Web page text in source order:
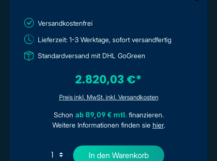
Versandkostenfrei
Lieferzeit: 1-3 Werktage, sofort versandfertig
Standardversand mit DHL GoGreen
2.820,03 €*
Preis inkl. MwSt. inkl. Versandkosten
Schon ab 89,09 € mtl. finanzieren.
Weitere Informationen finden sie hier.
In den Warenkorb